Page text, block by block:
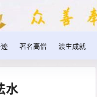
著名高僧 渡生成就
水